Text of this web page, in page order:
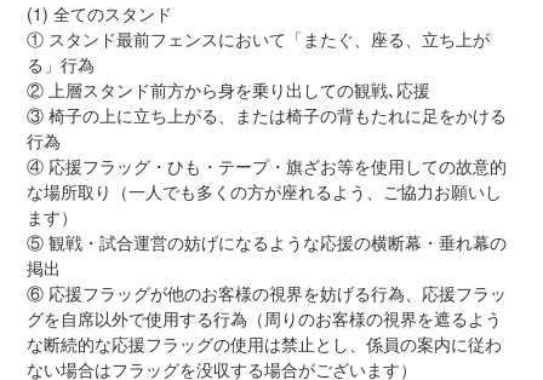
(1) 全てのスタンド
① スタンド最前フェンスにおいて「またぐ、座る、立ち上が
る」行為
② 上層スタンド前方から身を乗り出しての観戦､応援
③ 椅子の上に立ち上がる、または椅子の背もたれに足をかける
行為
④ 応援フラッグ・ひも・テープ・旗ざお等を使用しての故意的
な場所取り（一人でも多くの方が座れるよう、ご協力お願いし
ます）
⑤ 観戦・試合運営の妨げになるような応援の横断幕・垂れ幕の
掲出
⑥ 応援フラッグが他のお客様の視界を妨げる行為、応援フラッ
グを自席以外で使用する行為（周りのお客様の視界を遮るよう
な断続的な応援フラッグの使用は禁止とし、係員の案内に従わ
ない場合はフラッグを没収する場合がございます）